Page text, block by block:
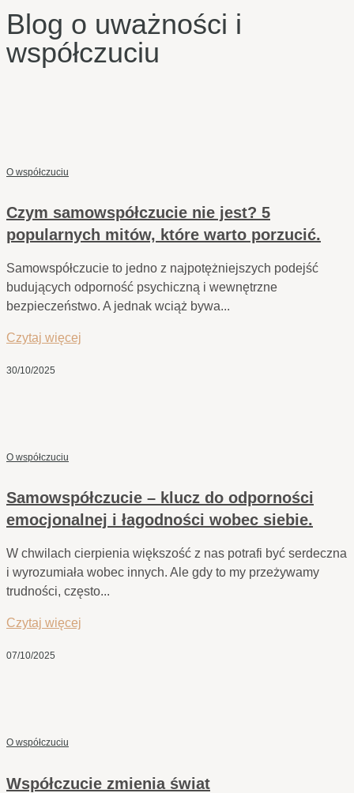
Blog o uważności i
współczuciu
O współczuciu
Czym samowspółczucie nie jest? 5
popularnych mitów, które warto porzucić.
Samowspółczucie to jedno z najpotężniejszych podejść
budujących odporność psychiczną i wewnętrzne
bezpieczeństwo. A jednak wciąż bywa...
Czytaj więcej
30/10/2025
O współczuciu
Samowspółczucie – klucz do odporności
emocjonalnej i łagodności wobec siebie.
W chwilach cierpienia większość z nas potrafi być serdeczna
i wyrozumiała wobec innych. Ale gdy to my przeżywamy
trudności, często...
Czytaj więcej
07/10/2025
O współczuciu
Współczucie zmienia świat